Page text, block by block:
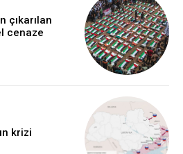
çıkarılan
cenaze
krizi